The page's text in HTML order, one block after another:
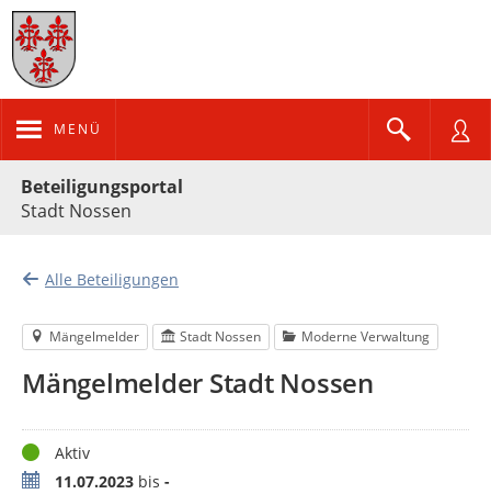
MENÜ
Beteiligungsportal
Stadt Nossen
Alle Beteiligungen
Mängelmelder Stadt Nossen Moderne Verwaltung
Mängelmelder Stadt Nossen
StatusAktiv
Zeitraum11.07.2023 bis -